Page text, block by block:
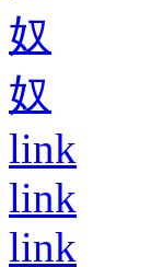
奴
奴
link
link
link